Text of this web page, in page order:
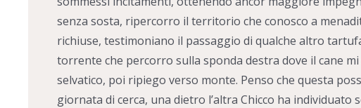
senza sosta, ripercorro il territorio che conosco a
richiuse, testimoniano il passaggio di qualche altro
torrente che percorro sulla sponda destra dove il cane
selvatico, poi ripiego verso monte. Penso che questa
giornata di cerca, una dietro l’altra Chicco ha individuato